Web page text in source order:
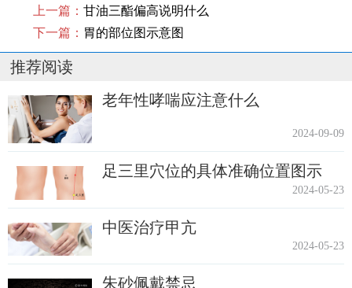
上一篇： 甘油三酯偏高说明什么
下一篇： 胃的部位图示意图
推荐阅读
老年性哮喘应注意什么
2024-09-09
足三里穴位的具体准确位置图示
2024-05-23
中医治疗甲亢
2024-05-23
朱砂佩戴禁忌